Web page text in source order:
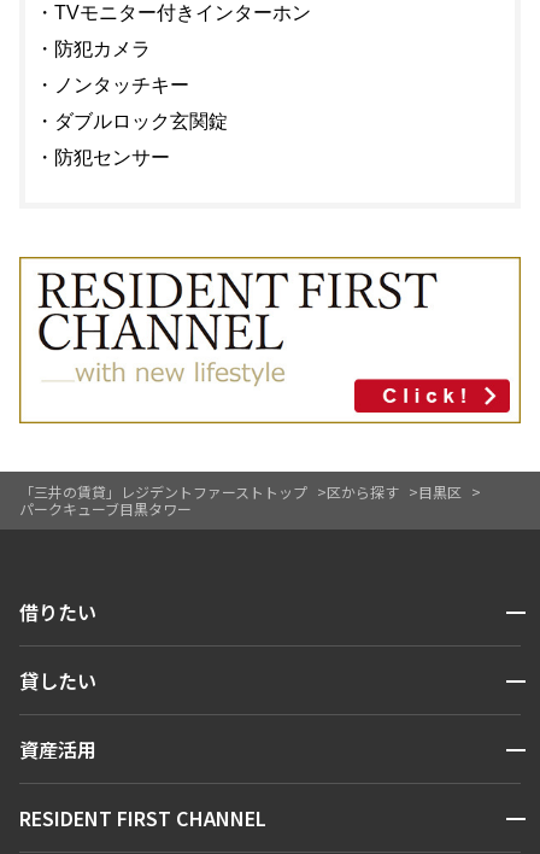
「三井の賃貸」レジデントファーストトップ 区から探す
目黒区
パークキューブ目黒タワー
・TVモニター付きインターホン
・防犯カメラ
・ノンタッチキー
・ダブルロック玄関錠
・防犯センサー
借りたい 開閉
人気エリアから探す
貸したい 開閉
お問い合わせ
資産活用 開閉
お問い合わせ
RESIDENT FIRST CHANNEL 開閉